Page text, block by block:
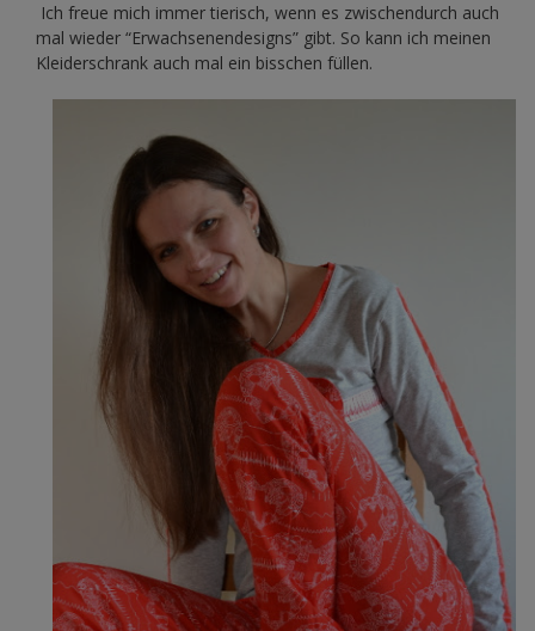
Ich freue mich immer tierisch, wenn es zwischendurch auch
mal wieder “Erwachsenendesigns” gibt. So kann ich meinen
Kleiderschrank auch mal ein bisschen füllen.